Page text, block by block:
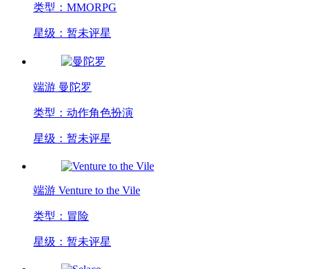
类型：MMORPG
星级：暂未评星
端游 曼陀罗
类型：动作角色扮演
星级：暂未评星
端游 Venture to the Vile
类型：冒险
星级：暂未评星